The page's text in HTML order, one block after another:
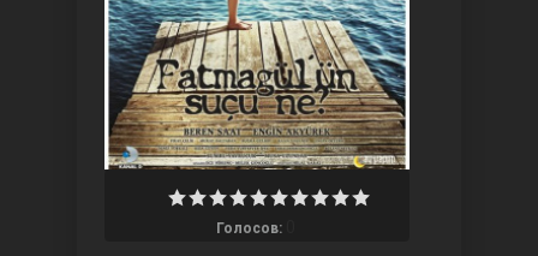
Ты назови
Голосов: